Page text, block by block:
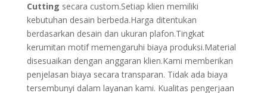
Cutting secara custom.Setiap klien memiliki
kebutuhan desain berbeda.Harga ditentukan
berdasarkan desain dan ukuran plafon.Tingkat
kerumitan motif memengaruhi biaya produksi.Material
disesuaikan dengan anggaran klien.Kami memberikan
penjelasan biaya secara transparan. Tidak ada biaya
tersembunyi dalam layanan kami. Kualitas pengerjaan